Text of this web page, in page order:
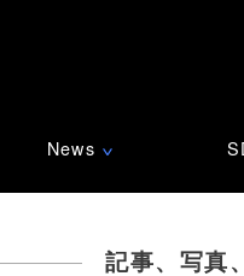
News ∨
記事、写真